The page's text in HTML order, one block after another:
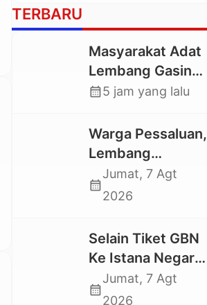
TERBARU
Masyarakat Adat
Lembang Gasing
Mengkendek Usir
yang Rusak
Kawasan Hutan
calendar_month5 jam yang lalu
Warga Pessaluan,
Lembang
Gandangbatu
Swadaya Cor
calendar_month
Jumat, 7 Agt
2026
Selain Tiket GBN
Ke Istana Negara,
Mahasiswa UKI
Toraja Oktavia
calendar_month
Jumat, 7 Agt
2026